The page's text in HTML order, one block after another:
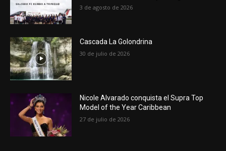
3 de agosto de 2026
Cascada La Golondrina
30 de julio de 2026
Nicole Alvarado conquista el Supra Top
Model of the Year Caribbean
27 de julio de 2026